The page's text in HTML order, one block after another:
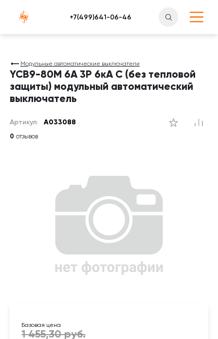
Атлантснаб
Модульные автоматические выключатели
YCB9-80M 6A 3P 6кА C (без тепловой
защиты) модульный автоматический
выключатель
Артикул: A033088